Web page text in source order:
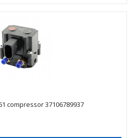
compressor 37106789937